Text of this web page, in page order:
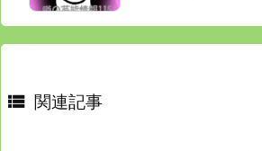
 関連記事